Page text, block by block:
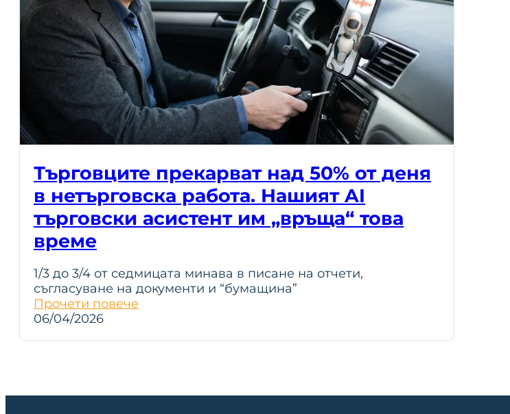
Търговците прекарват над 50% от деня
в нетърговска работа. Нашият AI
търговски асистент им „връща“ това
време
1/3 до 3/4 от седмицата минава в писане на отчети,
съгласуване на документи и “бумащина”
Прочети повече
06/04/2026